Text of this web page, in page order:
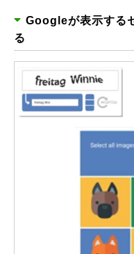
Googleが表示する
る